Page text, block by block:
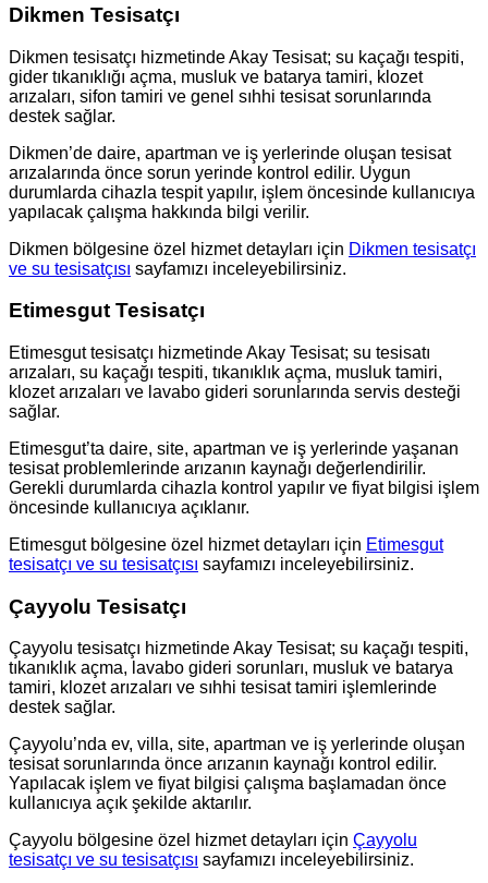
Dikmen Tesisatçı
Dikmen tesisatçı hizmetinde Akay Tesisat; su kaçağı tespiti,
gider tıkanıklığı açma, musluk ve batarya tamiri, klozet
arızaları, sifon tamiri ve genel sıhhi tesisat sorunlarında
destek sağlar.
Dikmen’de daire, apartman ve iş yerlerinde oluşan tesisat
arızalarında önce sorun yerinde kontrol edilir. Uygun
durumlarda cihazla tespit yapılır, işlem öncesinde kullanıcıya
yapılacak çalışma hakkında bilgi verilir.
Dikmen bölgesine özel hizmet detayları için Dikmen tesisatçı
ve su tesisatçısı sayfamızı inceleyebilirsiniz.
Etimesgut Tesisatçı
Etimesgut tesisatçı hizmetinde Akay Tesisat; su tesisatı
arızaları, su kaçağı tespiti, tıkanıklık açma, musluk tamiri,
klozet arızaları ve lavabo gideri sorunlarında servis desteği
sağlar.
Etimesgut’ta daire, site, apartman ve iş yerlerinde yaşanan
tesisat problemlerinde arızanın kaynağı değerlendirilir.
Gerekli durumlarda cihazla kontrol yapılır ve fiyat bilgisi işlem
öncesinde kullanıcıya açıklanır.
Etimesgut bölgesine özel hizmet detayları için Etimesgut
tesisatçı ve su tesisatçısı sayfamızı inceleyebilirsiniz.
Çayyolu Tesisatçı
Çayyolu tesisatçı hizmetinde Akay Tesisat; su kaçağı tespiti,
tıkanıklık açma, lavabo gideri sorunları, musluk ve batarya
tamiri, klozet arızaları ve sıhhi tesisat tamiri işlemlerinde
destek sağlar.
Çayyolu’nda ev, villa, site, apartman ve iş yerlerinde oluşan
tesisat sorunlarında önce arızanın kaynağı kontrol edilir.
Yapılacak işlem ve fiyat bilgisi çalışma başlamadan önce
kullanıcıya açık şekilde aktarılır.
Çayyolu bölgesine özel hizmet detayları için Çayyolu
tesisatçı ve su tesisatçısı sayfamızı inceleyebilirsiniz.